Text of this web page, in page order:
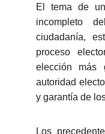
El tema de
incompleto
ciudadanía,
proceso
elección más
autoridad
y garantía de
Los